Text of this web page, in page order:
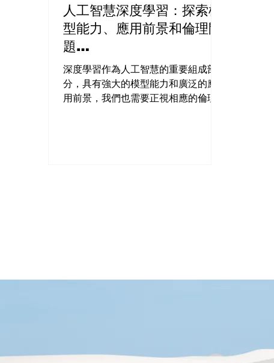
人工智慧深度學習：探索模
型能力、應用前景和倫理問
題
#ExploringModelCapa
city
#ApplicationProspect
深度學習作為人工智慧的重要組成部
分，具有強大的模型能力和廣泛的應
用前景，我們也需要正視相應的倫理